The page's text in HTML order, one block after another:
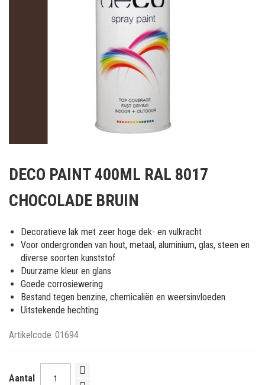
het
van
afbeeldingen-
gallerij
DECO PAINT 400ML RAL 8017
CHOCOLADE BRUIN
Decoratieve lak met zeer hoge dek- en vulkracht
Voor ondergronden van hout, metaal, aluminium, glas, steen en
diverse soorten kunststof
Duurzame kleur en glans
Goede corrosiewering
Bestand tegen benzine, chemicaliën en weersinvloeden
Uitstekende hechting
Artikelcode 01694
Aantal